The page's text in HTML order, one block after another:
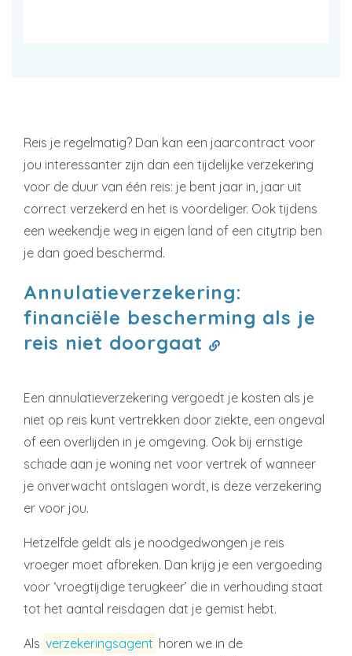
Reis je regelmatig? Dan kan een jaarcontract voor
jou interessanter zijn dan een tijdelijke verzekering
voor de duur van één reis: je bent jaar in, jaar uit
correct verzekerd en het is voordeliger. Ook tijdens
een weekendje weg in eigen land of een citytrip ben
je dan goed beschermd.
Annulatieverzekering:
financiële bescherming als je
reis niet doorgaat
Een annulatieverzekering vergoedt je kosten als je
niet op reis kunt vertrekken door ziekte, een ongeval
of een overlijden in je omgeving. Ook bij ernstige
schade aan je woning net voor vertrek of wanneer
je onverwacht ontslagen wordt, is deze verzekering
er voor jou.
Hetzelfde geldt als je noodgedwongen je reis
vroeger moet afbreken. Dan krijg je een vergoeding
voor ‘vroegtijdige terugkeer’ die in verhouding staat
tot het aantal reisdagen dat je gemist hebt.
Als verzekeringsagent horen we in de